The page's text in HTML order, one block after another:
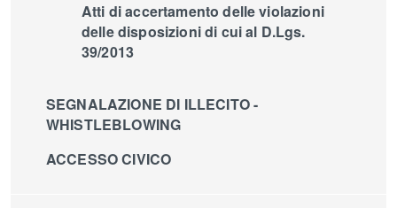
Atti di accertamento delle violazioni
delle disposizioni di cui al D.Lgs.
39/2013
SEGNALAZIONE DI ILLECITO -
WHISTLEBLOWING
ACCESSO CIVICO